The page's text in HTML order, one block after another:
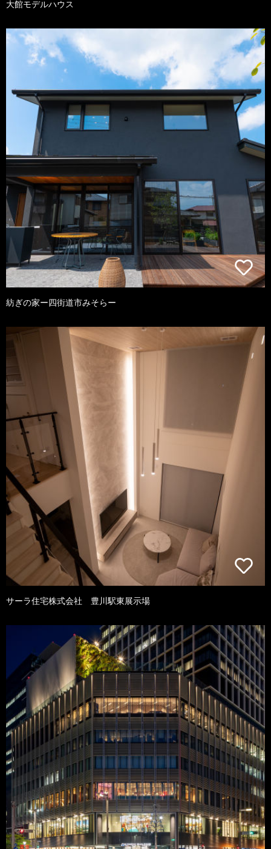
大館モデルハウス
紡ぎの家ー四街道市みそらー
サーラ住宅株式会社 豊川駅東展示場